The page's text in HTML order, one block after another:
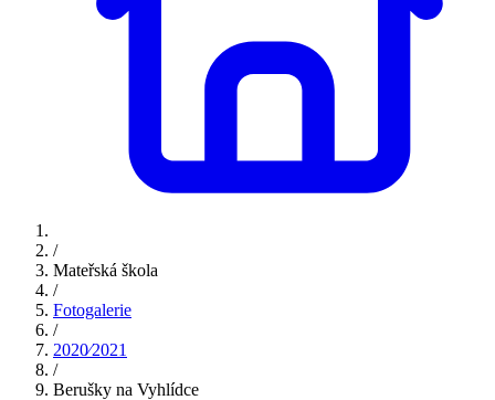
/
Mateřská škola
/
Fotogalerie
/
2020⁄2021
/
Berušky na Vyhlídce